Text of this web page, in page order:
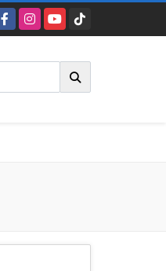
FacebookInstagramYouTubeTikTok